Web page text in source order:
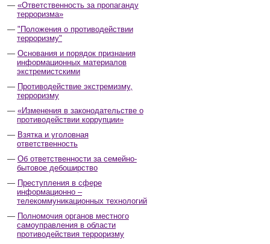
«Ответственность за пропаганду
терроризма»
"Положения о противодействии
терроризму"
Основания и порядок признания
информационных материалов
экстремистскими
Противодействие экстремизму,
терроризму
«Изменения в законодательстве о
противодействии коррупции»
Взятка и уголовная
ответственность
Об ответственности за семейно-
бытовое дебоширство
Преступления в сфере
информационно –
телекоммуникационных технологий
Полномочия органов местного
самоуправления в области
противодействия терроризму